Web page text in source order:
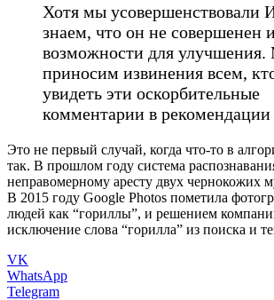
Хотя мы усовершенствовали
знаем, что он не совершенен
возможности для
приносим извинения всем,
увидеть эти оскорбительные
комментарии в
Это не первый случай, когда что-то в
так. В прошлом году система
неправомерному аресту двух чернокожих
В 2015 году Google Photos пометила
людей как “гориллы”, и решением
исключение слова “горилла” из поиска и
VK
WhatsApp
Telegram